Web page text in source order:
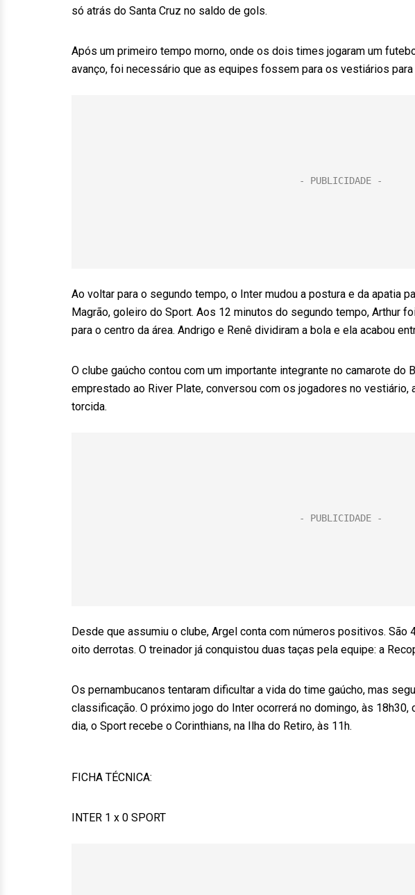
só atrás do Santa Cruz no saldo de gols.
Após um primeiro tempo morno, onde os dois times jogaram um
avanço, foi necessário que as equipes fossem para os vestiários para
Ao voltar para o segundo tempo, o Inter mudou a postura e da apatia
Magrão, goleiro do Sport. Aos 12 minutos do segundo tempo, Arthur
para o centro da área. Andrigo e Renê dividiram a bola e ela acabou
O clube gaúcho contou com um importante integrante no camarote do
emprestado ao River Plate, conversou com os jogadores no vestiário,
torcida.
Desde que assumiu o clube, Argel conta com números positivos.
oito derrotas. O treinador já conquistou duas taças pela equipe: a
Os pernambucanos tentaram dificultar a vida do time gaúcho, mas
classificação. O próximo jogo do Inter ocorrerá no domingo, às 18h30,
dia, o Sport recebe o Corinthians, na Ilha do Retiro, às 11h.
FICHA TÉCNICA:
INTER 1 x 0 SPORT